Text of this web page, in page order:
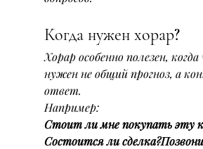
Когда нужен хорар?
Хорар особенно полезен, когда
нужен не общий прогноз, а
ответ.
Например:
Стоит ли мне покупать эту
Состоится ли